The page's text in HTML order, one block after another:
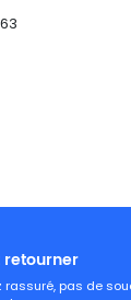
retourner
rassuré, pas de